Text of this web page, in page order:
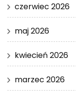
czerwiec 2026
maj 2026
kwiecień 2026
marzec 2026